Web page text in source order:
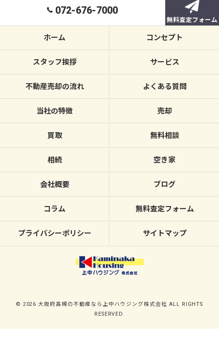
072-676-7000
無料査定フォーム
ホーム コンセプト
スタッフ挨拶 サービス
不動産売却の流れ よくある質問
当社の特徴 売却
買取 無料相談
相続 空き家
会社概要 ブログ
コラム 無料査定フォーム
プライバシーポリシー サイトマップ
© 2026 大阪府高槻の不動産なら上中ハウジング株式会社 ALL RIGHTS
RESERVED.